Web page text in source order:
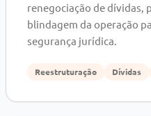
renegociação de dívidas,
blindagem da operação
segurança jurídica.
Reestruturação Dívidas